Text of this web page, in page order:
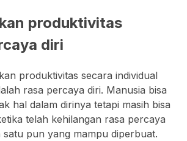
produktivitas
diri
produktivitas secara individual
rasa percaya diri. Manusia bisa
hal dalam dirinya tetapi masih bisa
telah kehilangan rasa percaya
satu pun yang mampu diperbuat.